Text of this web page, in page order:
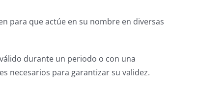
para que actúe en su nombre en diversas
durante un periodo o con una
necesarios para garantizar su validez.